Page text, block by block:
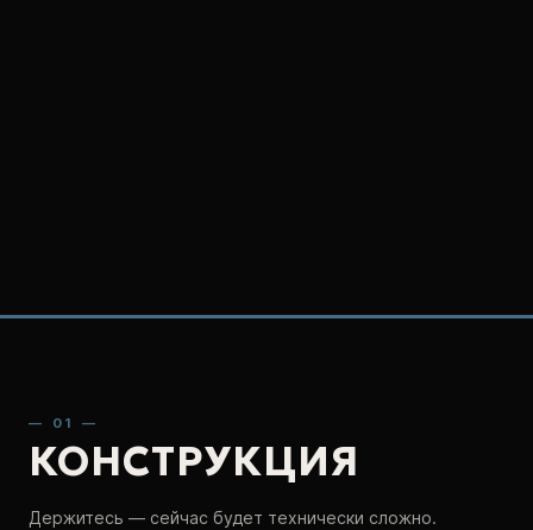
— 01 —
КОНСТРУКЦИЯ
Держитесь — сейчас будет технически сложно.